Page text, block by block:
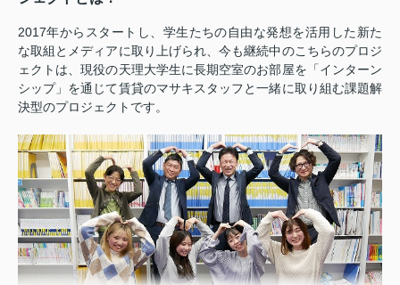
2017年からスタートし、学生たちの自由な発想を活用した新た
な取組とメディアに取り上げられ、今も継続中のこちらのプロジ
ェクトは、現役の天理大学生に長期空室のお部屋を「インターン
シップ」を通じて賃貸のマサキスタッフと一緒に取り組む課題解
決型のプロジェクトです。